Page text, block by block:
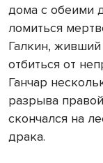
дома с обеими
ломиться
Галкин,
отбиться от
Ганчар
разрыва
скончался на
драка.